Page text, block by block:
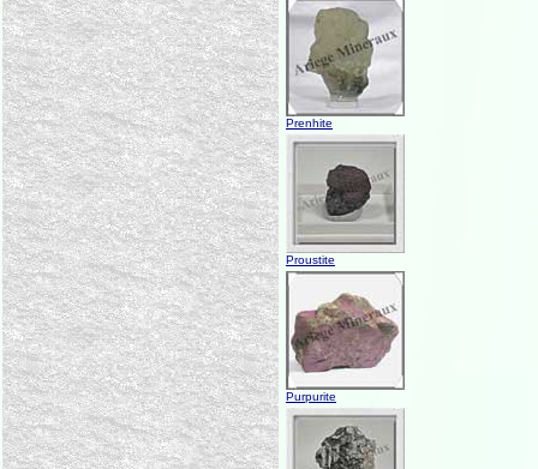
Prenhite
Proustite
Purpurite